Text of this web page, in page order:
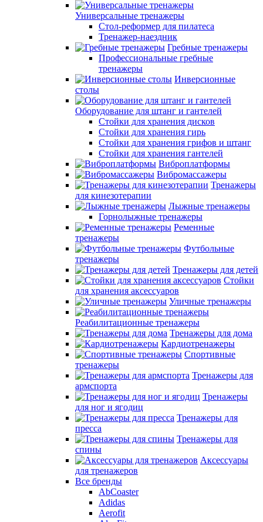
Универсальные тренажеры
Стол-реформер для пилатеса
Тренажер-наездник
Гребные тренажеры
Профессиональные гребные
тренажеры
Инверсионные
столы
Оборудование для штанг и гантелей
Стойки для хранения дисков
Стойки для хранения гирь
Стойки для хранения грифов и штанг
Стойки для хранения гантелей
Виброплатформы
Вибромассажеры
Тренажеры
для кинезотерапии
Лыжные тренажеры
Горнолыжные тренажеры
Ременные
тренажеры
Футбольные
тренажеры
Тренажеры для детей
Стойки
для хранения аксессуаров
Уличные тренажеры
Реабилитационные тренажеры
Тренажеры для дома
Кардиотренажеры
Спортивные
тренажеры
Тренажеры для
армспорта
Тренажеры
для ног и ягодиц
Тренажеры для
пресса
Тренажеры для
спины
Аксессуары
для тренажеров
Все бренды
AbCoaster
Adidas
Aerofit